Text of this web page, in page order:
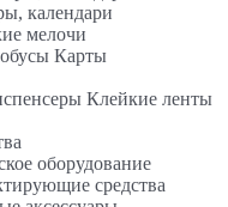
календари
мелочи
Карты
Клейкие ленты
оборудование
средства